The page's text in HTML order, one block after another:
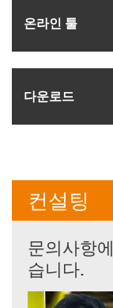
온라인 툴
다운로드
컨설팅
문의사항
습니다.